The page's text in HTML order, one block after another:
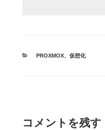
カ
PROXMOX、 仮想化
コメントを残す